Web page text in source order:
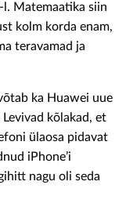
l. Matemaatika siin
kolm korda enam,
teravamad ja
ka Huawei uue
kõlakad, et
ülaosa pidavat
iPhone’i
nagu oli seda